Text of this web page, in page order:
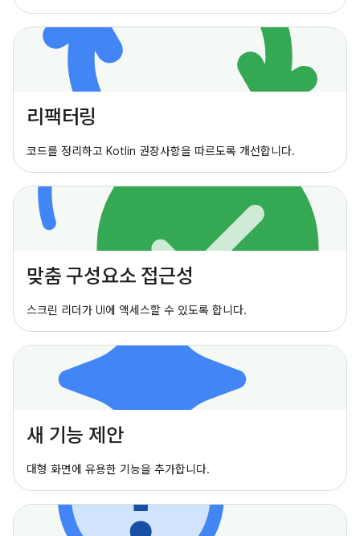
리팩터링
코드를 정리하고 Kotlin 권장사항을 따르도록 개선합니다.
맞춤 구성요소 접근성
스크린 리더가 UI에 액세스할 수 있도록 합니다.
새 기능 제안
대형 화면에 유용한 기능을 추가합니다.